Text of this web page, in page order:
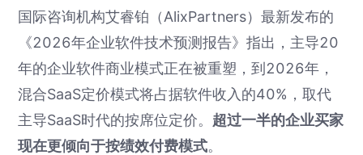
国际咨询机构艾睿铂（AlixPartners）最新发布的
《2026年企业软件技术预测报告》指出，主导20
年的企业软件商业模式正在被重塑，到2026年，
混合SaaS定价模式将占据软件收入的40%，取代
主导SaaS时代的按席位定价。 超过一半的企业买家
现在更倾向于按绩效付费模式。